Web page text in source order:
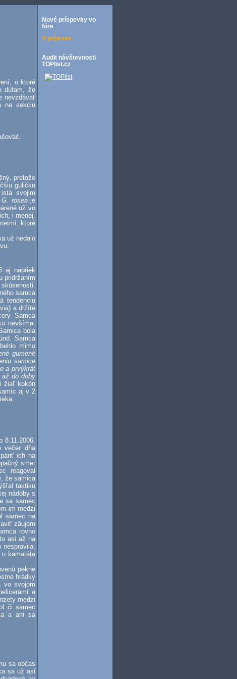
o ktoré
dúfam, že
nevzdávať
na sekciu
pretože
guličku
svojim
G. roseaje
už vo
i menej.
ktoré
už nedalo
aj napriek
pridržaním
samca
tendenciu
a držíte
Samca
nevšíma.
Samica bola
Samca
mimo
gumené
samice
a prvýkrát
až do doby
žiaľ kokón
aj v 2
večer dňa
ich na
smer
reagoval
že samica
taktiku
nádoby s
sa samec
im medzi
samec na
záujem
rovno
asi až na
kamaráta
pekne
hrádky
vo svojom
a
medzi
či samec
a ani sa
sa občas
sa už asi
Nové príspevky vo
fóre
V príprave
Audit návštevnosti
TOPlist.cz